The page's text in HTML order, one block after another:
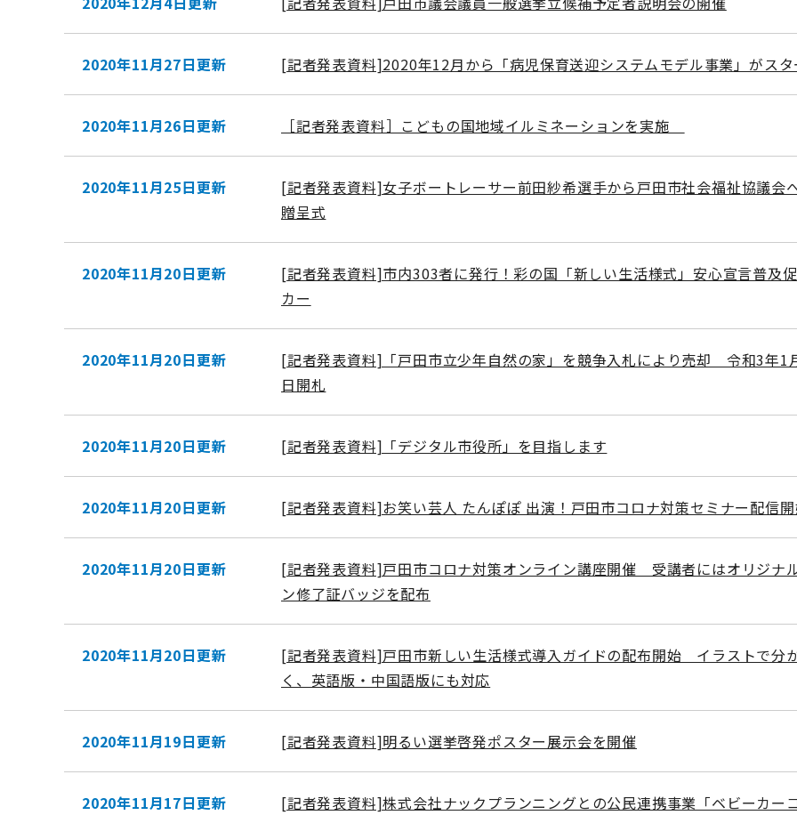
2020年11月27日更新 [記者発表資料]2020年12月から「病児保育送迎システムモデル事業」がスタ
2020年11月26日更新 ［記者発表資料］こどもの国地域イルミネーションを実施
2020年11月25日更新
[記者発表資料]女子ボートレーサー前田紗希選手から戸田市社会福祉協議会
贈呈式
2020年11月20日更新
[記者発表資料]市内303者に発行！彩の国「新しい生活様式」安心宣言普及
カー
2020年11月20日更新
[記者発表資料]「戸田市立少年自然の家」を競争入札により売却 令和3年1
日開札
2020年11月20日更新 [記者発表資料]「デジタル市役所」を目指します
2020年11月20日更新 [記者発表資料]お笑い芸人 たんぽぽ 出演！戸田市コロナ対策セミナー配信
2020年11月20日更新
[記者発表資料]戸田市コロナ対策オンライン講座開催 受講者にはオリジナ
ン修了証バッジを配布
2020年11月20日更新
[記者発表資料]戸田市新しい生活様式導入ガイドの配布開始 イラストで分
く、英語版・中国語版にも対応
2020年11月19日更新 [記者発表資料]明るい選挙啓発ポスター展示会を開催
2020年11月17日更新
[記者発表資料]株式会社ナックプランニングとの公民連携事業「ベビーカー